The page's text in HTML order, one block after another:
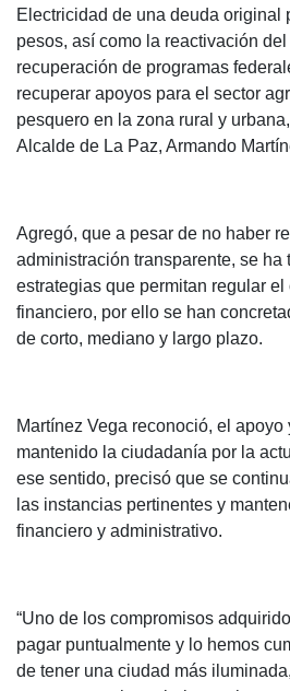
Electricidad de una deuda original
pesos, así como la reactivación
recuperación de programas
recuperar apoyos para el sector
pesquero en la zona rural y
Alcalde de La Paz, Armando
Agregó, que a pesar de no haber
administración transparente, se ha
estrategias que permitan regular
financiero, por ello se han
de corto, mediano y largo plazo.
Martínez Vega reconoció, el apoyo
mantenido la ciudadanía por la
ese sentido, precisó que se
las instancias pertinentes y
financiero y administrativo.
“Uno de los compromisos
pagar puntualmente y lo hemos
de tener una ciudad más